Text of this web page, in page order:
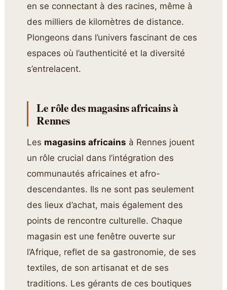
en se connectant à des racines, même à
des milliers de kilomètres de distance.
Plongeons dans l’univers fascinant de ces
espaces où l’authenticité et la diversité
s’entrelacent.
Le rôle des magasins africains à
Rennes
Les magasins africains à Rennes jouent
un rôle crucial dans l’intégration des
communautés africaines et afro-
descendantes. Ils ne sont pas seulement
des lieux d’achat, mais également des
points de rencontre culturelle. Chaque
magasin est une fenêtre ouverte sur
l’Afrique, reflet de sa gastronomie, de ses
textiles, de son artisanat et de ses
traditions. Les gérants de ces boutiques